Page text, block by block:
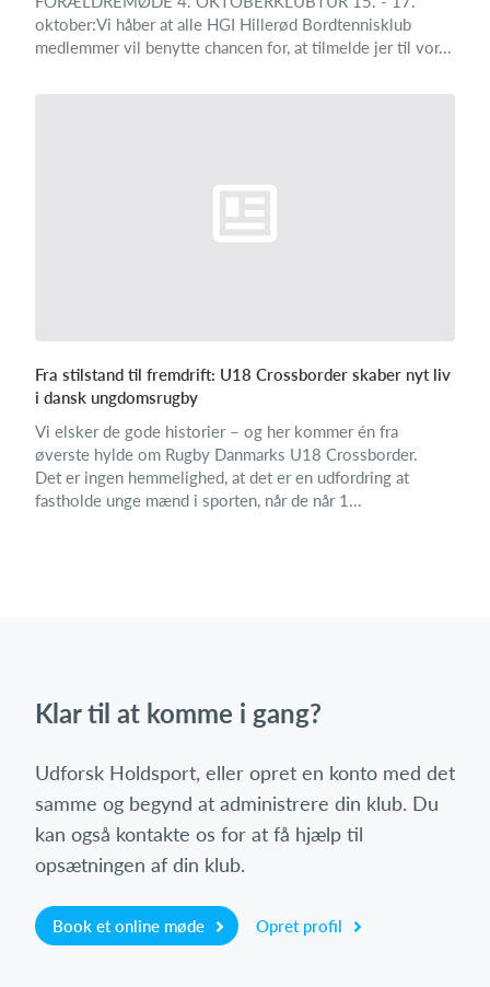
oktober:Vi håber at alle HGI Hillerød Bordtennisklub
medlemmer vil benytte chancen for, at tilmelde jer til vor...
Fra stilstand til fremdrift: U18 Crossborder skaber nyt liv
i dansk ungdomsrugby
Vi elsker de gode historier – og her kommer én fra
øverste hylde om Rugby Danmarks U18 Crossborder.
Det er ingen hemmelighed, at det er en udfordring at
fastholde unge mænd i sporten, når de når 1...
Klar til at komme i gang?
Udforsk Holdsport, eller opret en konto med det
samme og begynd at administrere din klub. Du
kan også kontakte os for at få hjælp til
opsætningen af din klub.
Book et online møde Opret profil